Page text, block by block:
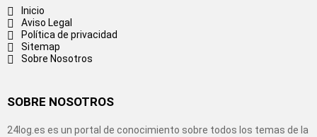
Inicio
Aviso Legal
Política de privacidad
Sitemap
Sobre Nosotros
SOBRE NOSOTROS
24log.es es un portal de conocimiento sobre todos los temas de la